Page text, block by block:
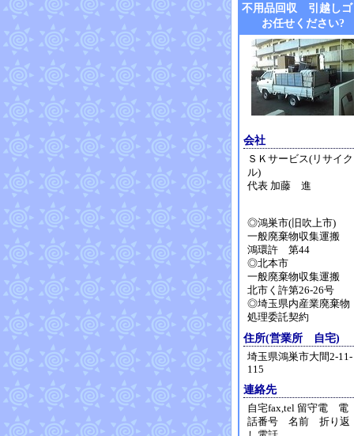
不用品回収 引越しゴ
お任せください?
会社
ＳＫサービス(リサイク
ル)
代表 加藤 進
◎鴻巣市(旧吹上市)
一般廃棄物収集運搬
鴻環許 第44
◎北本市
一般廃棄物収集運搬
北市く許第26-26号
◎埼玉県内産業廃棄物
処理委託契約
住所(営業所 自宅)
埼玉県鴻巣市大間2-11-
115
連絡先
自宅fax,tel 留守電 電
話番号 名前 折り返